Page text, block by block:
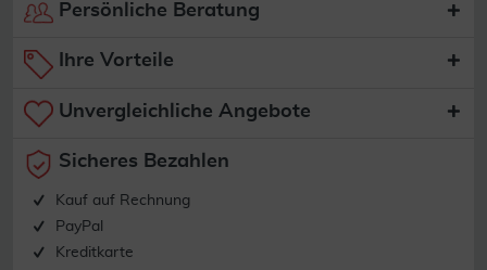
Persönliche Beratung
Ihre Vorteile
Unvergleichliche Angebote
Sicheres Bezahlen
Kauf auf Rechnung
PayPal
Kreditkarte